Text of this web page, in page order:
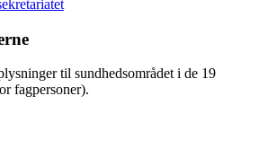
til sundhedsområdet i de 19
fagpersoner).